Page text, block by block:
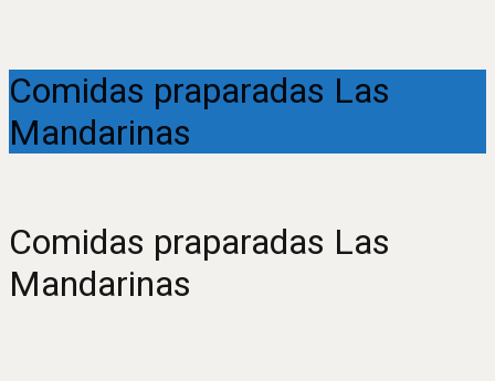
Comidas praparadas Las
Mandarinas
Comidas praparadas Las
Mandarinas